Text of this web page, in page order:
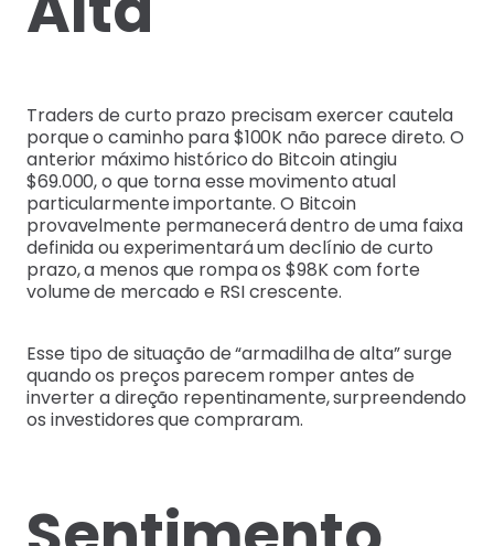
Traders de curto prazo precisam exercer cautela
porque o caminho para $100K não parece direto. O
anterior máximo histórico do Bitcoin atingiu
$69.000, o que torna esse movimento atual
particularmente importante. O Bitcoin
provavelmente permanecerá dentro de uma faixa
definida ou experimentará um declínio de curto
prazo, a menos que rompa os $98K com forte
volume de mercado e RSI crescente.
Esse tipo de situação de “armadilha de alta” surge
quando os preços parecem romper antes de
inverter a direção repentinamente, surpreendendo
os investidores que compraram.